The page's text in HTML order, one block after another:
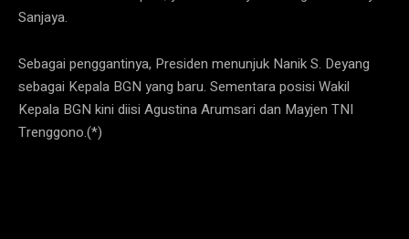
Sanjaya.
Sebagai penggantinya, Presiden menunjuk Nanik S. Deyang
sebagai Kepala BGN yang baru. Sementara posisi Wakil
Kepala BGN kini diisi Agustina Arumsari dan Mayjen TNI
Trenggono.(*)